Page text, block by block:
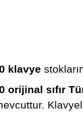
klavye
orijinal sıfır